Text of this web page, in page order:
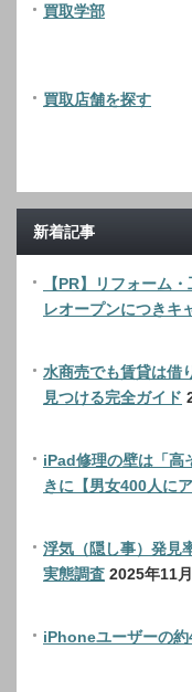
買取学部
買取店舗を探す
新着記事
【PR】リフォーム
レオープンにつきキ
水商売でも賃貸は借
見つける完全ガイド
iPad修理の壁は「高
きに【男女400人に
浮気（隠し事）発見
実態調査 2025年11
iPhoneユーザーの